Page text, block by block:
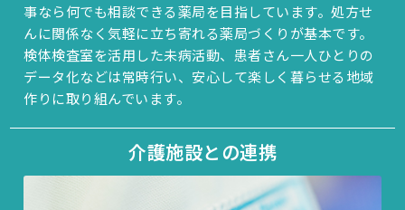
事なら何でも相談できる薬局を目指しています。処方せ
んに関係なく気軽に立ち寄れる薬局づくりが基本です。
検体検査室を活用した未病活動、患者さん一人ひとりの
データ化などは常時行い、安心して楽しく暮らせる地域
作りに取り組んでいます。
介護施設との連携